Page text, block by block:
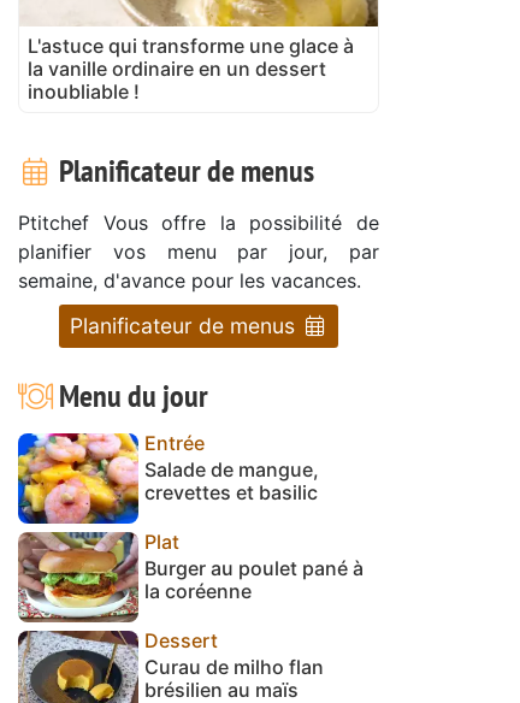
L'astuce qui transforme une glace à
la vanille ordinaire en un dessert
inoubliable !
Planificateur de menus
Ptitchef Vous offre la possibilité de
planifier vos menu par jour, par
semaine, d'avance pour les vacances.
Planificateur de menus
Menu du jour
Entrée
Salade de mangue,
crevettes et basilic
Plat
Burger au poulet pané à
la coréenne
Dessert
Curau de milho flan
brésilien au maïs